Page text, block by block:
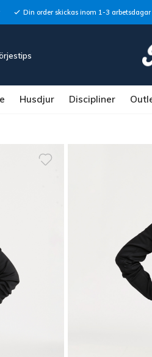
Din order skickas inom 1-3 arbetsdagar
Husdjur Discipliner